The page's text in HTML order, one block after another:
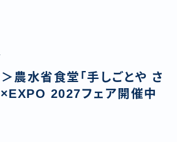
農水省食堂「手しごとや さ
2027フェア開催中